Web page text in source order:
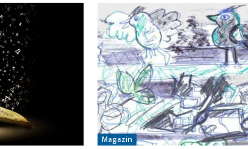
Magazin